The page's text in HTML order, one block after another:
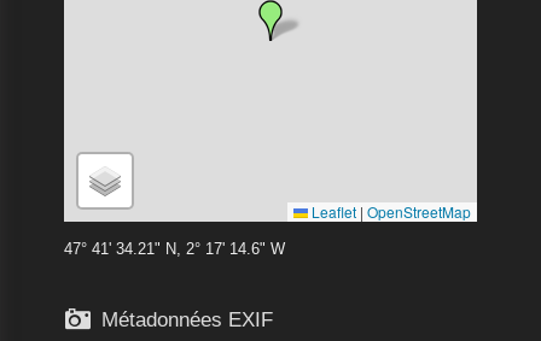
Leaflet | OpenStreetMap
47° 41' 34.21" N, 2° 17' 14.6" W
 Métadonnées EXIF